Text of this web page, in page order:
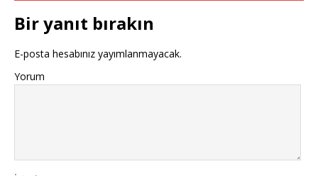
Bir yanıt bırakın
E-posta hesabınız yayımlanmayacak.
Yorum